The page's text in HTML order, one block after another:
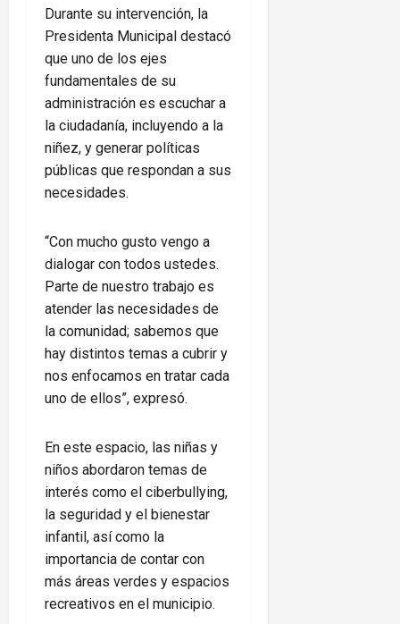
Durante su intervención, la
Presidenta Municipal destacó
que uno de los ejes
fundamentales de su
administración es escuchar a
la ciudadanía, incluyendo a la
niñez, y generar políticas
públicas que respondan a sus
necesidades.
“Con mucho gusto vengo a
dialogar con todos ustedes.
Parte de nuestro trabajo es
atender las necesidades de
la comunidad; sabemos que
hay distintos temas a cubrir y
nos enfocamos en tratar cada
uno de ellos”, expresó.
En este espacio, las niñas y
niños abordaron temas de
interés como el ciberbullying,
la seguridad y el bienestar
infantil, así como la
importancia de contar con
más áreas verdes y espacios
recreativos en el municipio.